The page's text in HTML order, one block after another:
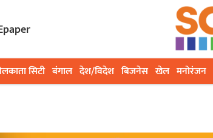
सिटी बंगाल देश/विदेश बिजनेस खेल मनोरंजन